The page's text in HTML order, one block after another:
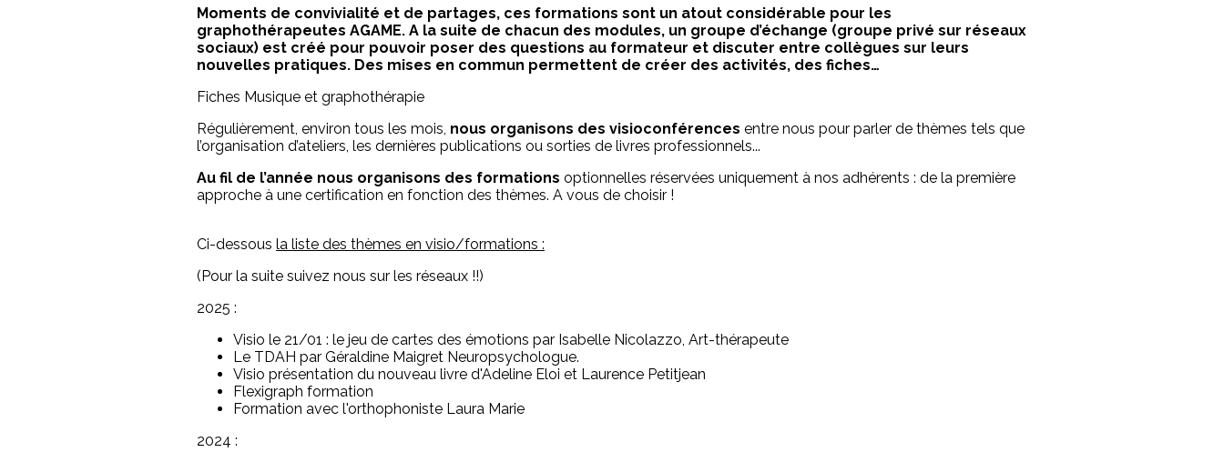
Moments de convivialité et de partages, ces formations sont un atout considérable pour les
graphothérapeutes AGAME. A la suite de chacun des modules, un groupe d’échange (groupe privé sur réseaux
sociaux) est créé pour pouvoir poser des questions au formateur et discuter entre collègues sur leurs
nouvelles pratiques. Des mises en commun permettent de créer des activités, des fiches…
Fiches Musique et graphothérapie
Régulièrement, environ tous les mois, nous organisons des visioconférences entre nous pour parler de thèmes tels que
l’organisation d’ateliers, les dernières publications ou sorties de livres professionnels...
Au fil de l’année nous organisons des formations optionnelles réservées uniquement à nos adhérents : de la première
approche à une certification en fonction des thèmes. A vous de choisir !
Ci-dessous la liste des thèmes en visio/formations :
(Pour la suite suivez nous sur les réseaux !!)
2025 :
Visio le 21/01 : le jeu de cartes des émotions par Isabelle Nicolazzo, Art-thérapeute
Le TDAH par Géraldine Maigret Neuropsychologue.
Visio présentation du nouveau livre d'Adeline Eloi et Laurence Petitjean
Flexigraph formation
Formation avec l'orthophoniste Laura Marie
2024 :